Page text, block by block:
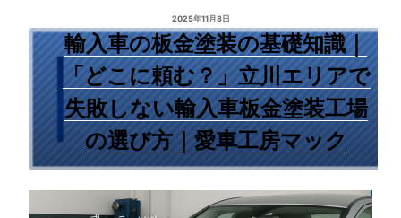
2025年11月8日
輸入車の板金塗装の基礎知識｜
「どこに頼む？」立川エリアで
失敗しない輸入車板金塗装工場
の選び方｜愛車工房マック